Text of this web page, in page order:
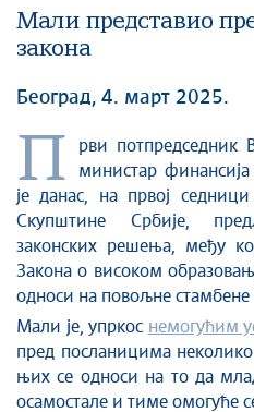
Активности Владе
Косово и Метохија
Стоп корупцији
Култура и вера
Спорт
Конференције за
Интервјуи
Линкови
Издвојене теме
COVID-19 - архива
Мали представио
закона
Београд, 4. март 2025.
П
рви потпредседник
министар
је данас, на првој
Скупштине Србије,
законских решења, међу
Закона о високом
односи на повољне стамбене
Мали је, упркос немогућим
пред посланицима
њих се односи на то да
осамостале и тиме омогуће